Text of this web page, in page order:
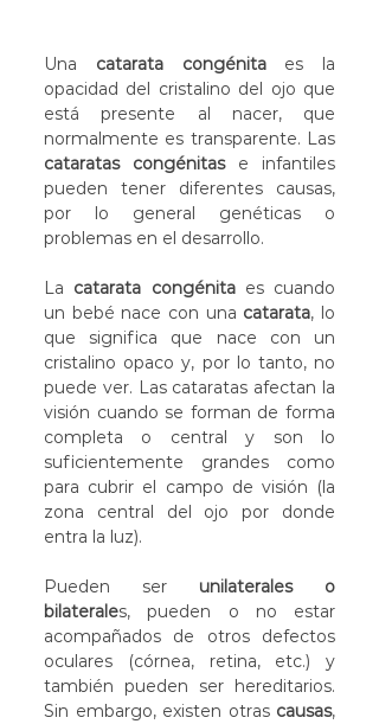
Una catarata congénita es la
opacidad del cristalino del ojo que
está presente al nacer, que
cataratas congénitas e infantiles
pueden tener diferentes causas,
por lo general genéticas o
problemas en el desarrollo.
La catarata congénita es cuando
un bebé nace con una catarata, lo
que significa que nace con un
cristalino opaco y, por lo tanto, no
puede ver. Las cataratas afectan la
visión cuando se forman de forma
completa o central y son lo
suficientemente grandes como
para cubrir el campo de visión (la
zona central del ojo por donde
entra la luz).
Pueden ser unilaterales o
bilaterales, pueden o no estar
acompañados de otros defectos
oculares (córnea, retina, etc.) y
también pueden ser hereditarios.
Sin embargo, existen otras causas,